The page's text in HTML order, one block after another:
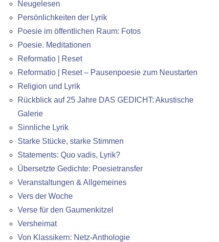
Neugelesen
Persönlichkeiten der Lyrik
Poesie im öffentlichen Raum: Fotos
Poesie. Meditationen
Reformatio | Reset
Reformatio | Reset – Pausenpoesie zum Neustarten
Religion und Lyrik
Rückblick auf 25 Jahre DAS GEDICHT: Akustische
Galerie
Sinnliche Lyrik
Starke Stücke, starke Stimmen
Statements: Quo vadis, Lyrik?
Übersetzte Gedichte: Poesietransfer
Veranstaltungen & Allgemeines
Vers der Woche
Verse für den Gaumenkitzel
Versheimat
Von Klassikern: Netz-Anthologie